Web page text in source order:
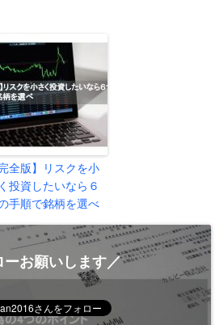
完全版】リスクを小
投資したいなら６
手順で銘柄を選べ
ーお願いします／